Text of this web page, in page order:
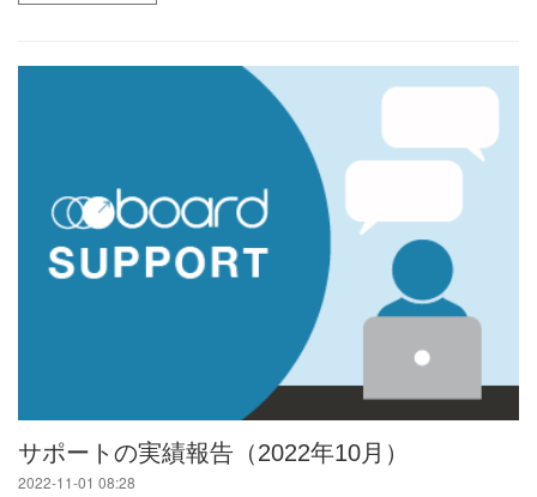
サポートの実績報告（2022年10月）
2022-11-01 08:28